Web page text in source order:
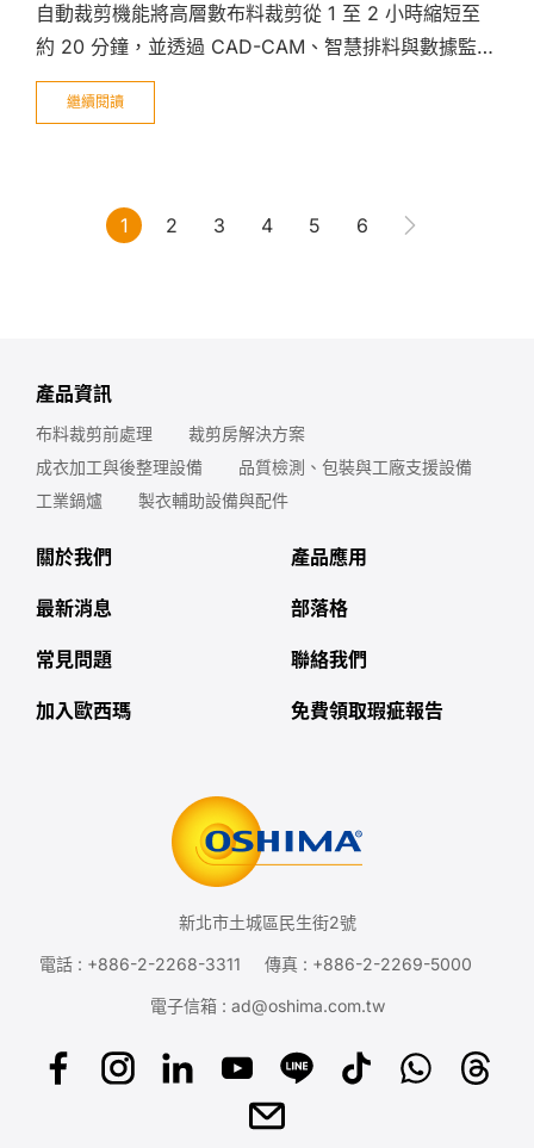
自動裁剪機能將高層數布料裁剪從 1 至 2 小時縮短至
約 20 分鐘，並透過 CAD-CAM、智慧排料與數據監
控，降低人工需求、布料浪費與重工風險，提升裁剪房
效率。
繼續閱讀
1 2 3 4 5 6
產品資訊
布料裁剪前處理
裁剪房解決方案
成衣加工與後整理設備
品質檢測、包裝與工廠支援設備
工業鍋爐
製衣輔助設備與配件
關於我們 產品應用
最新消息 部落格
常見問題 聯絡我們
加入歐西瑪 免費領取瑕疵報告
新北市土城區民生街2號
電話 : +886-2-2268-3311 傳真 : +886-2-2269-5000
電子信箱 : ad@oshima.com.tw